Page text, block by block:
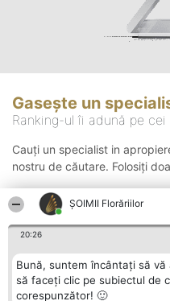
ȘOIMII Florăriilor
20:26
Bună, suntem încântați să vă
să faceți clic pe subiectul de
corespunzător! 🙂
Gasește un
Ranking-ul îi adună pe
Cauți un specialist in
nostru de căutare. Folosiți